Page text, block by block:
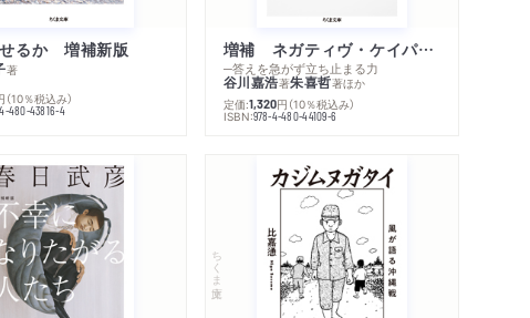
るか 増補新版
著
（10％税込み）
480-43816-4
増補 ネガティヴ・ケイパビリティで生きる
─答えを急がず立ち止まる力
谷川嘉浩著朱喜哲著ほか
定価:1,320円 （10％税込み）
ISBN:978-4-480-44109-6
ちくま文庫